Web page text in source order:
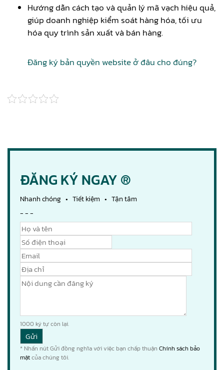
Hướng dẫn cách tạo và quản lý mã vạch hiệu quả,
giúp doanh nghiệp kiểm soát hàng hóa, tối ưu
hóa quy trình sản xuất và bán hàng.
Đăng ký bản quyền website ở đâu cho đúng?
ĐĂNG KÝ NGAY ®
Nhanh chóng • Tiết kiệm • Tận tâm
- - -
1000 ký tự còn lại.
* Nhấn nút Gửi đồng nghĩa với việc bạn chấp thuận Chính sách bảo
mậtcủa chúng tôi.